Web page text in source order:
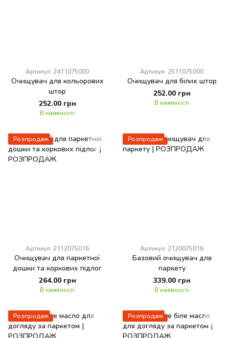
Артикул: 2411075000
Очищувач для кольорових
штор
252.00 грн
В наявності
Артикул: 2511075000
Очищувач для білих штор
252.00 грн
В наявності
Розпродаж
Артикул: 2112075016
Очищувач для паркетної
дошки та коркових підлог
264.00 грн
В наявності
Розпродаж
Артикул: 2120075016
Базовий очищувач для
паркету
339.00 грн
В наявності
Розпродаж Розпродаж